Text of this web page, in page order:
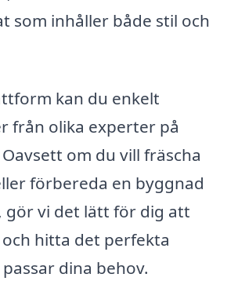
som inhåller både stil och
kan du enkelt
från olika experter på
om du vill fräscha
förbereda en byggnad
gör vi det lätt för dig att
hitta det perfekta
dina behov.